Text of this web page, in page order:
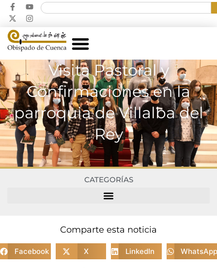
Visita Pastoral y
Confirmaciones en la
parroquia de Villalba del
Rey
CATEGORÍAS
Comparte esta noticia
Facebook X LinkedIn WhatsApp